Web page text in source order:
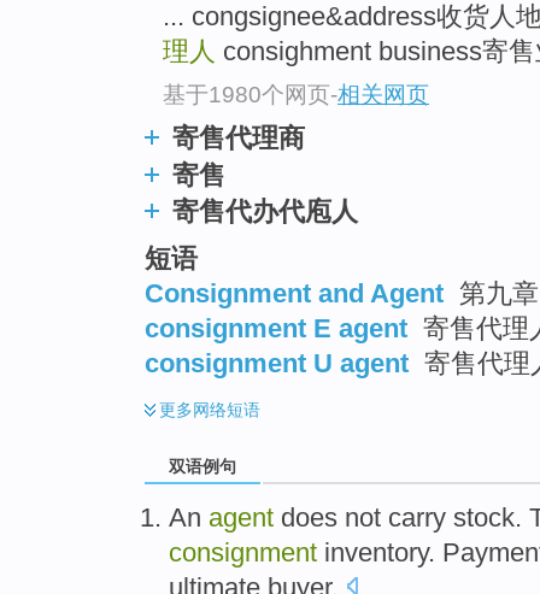
... congsignee&address收货人
理人 consighment business寄
基于1980个网页-相关网页
寄售代理商
寄售
寄售代办代庖人
短语
Consignment and Agent 第九
consignment E agent 寄售代理
consignment U agent 寄售代理
更多网络短语
双语例句
An agent does not carry stock.
consignment inventory.
ultimate buyer.